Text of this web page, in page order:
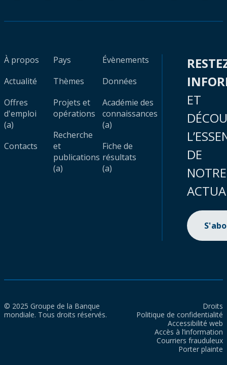
À propos
Actualité
Offres
d'emploi
(a)
Contacts
Pays
Thèmes
Projets et
opérations
Recherche
et
publications
(a)
Évènements
Données
Académie des
connaissances
(a)
Fiche de
résultats
(a)
ET
DE
NOTRE
© 2025 Groupe de la Banque
mondiale. Tous droits réservés.
Droits
Politique de confidentialité
Accessibilité web
Accès à l’information
Courriers frauduleux
Porter plainte